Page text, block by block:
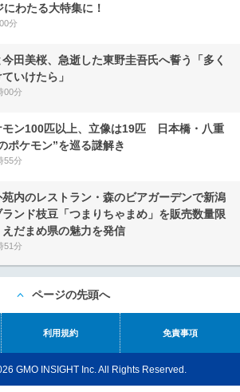
わたる大特集に！
分
田美桜、急逝した東野圭吾氏へ誓う「多く
いけたら」
00分
モン100匹以上、立像は19匹 日本橋・八重
ポケモン”を巡る謎解き
55分
内のレストラン・森のビアガーデンで新潟
ンド枝豆「つまりちゃまめ」を販売数量限
だまめ県の魅力を発信
51分
ページの先頭へ
利用規約 免責事項
GMO INSIGHT Inc. All Rights Reserved.